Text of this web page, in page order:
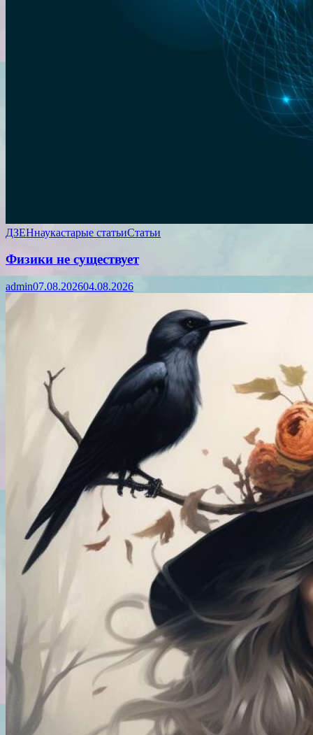
ДЗЕНнаукастарые статьиСтатьи
Физики не существует
admin07.08.202604.08.2026